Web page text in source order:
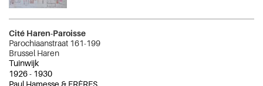
Cité Haren-Paroisse
Parochiaanstraat 161-199
Brussel Haren
Tuinwijk
1926- 1930
Paul Hamesse & FRÈRES